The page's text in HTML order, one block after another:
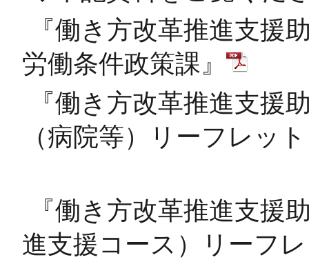
『働き方改革推進支
労働条件政策課』
『働き方改革推進支援
（病院等）リーフレッ
『働き方改革推進支援
進支援コース）リーフ